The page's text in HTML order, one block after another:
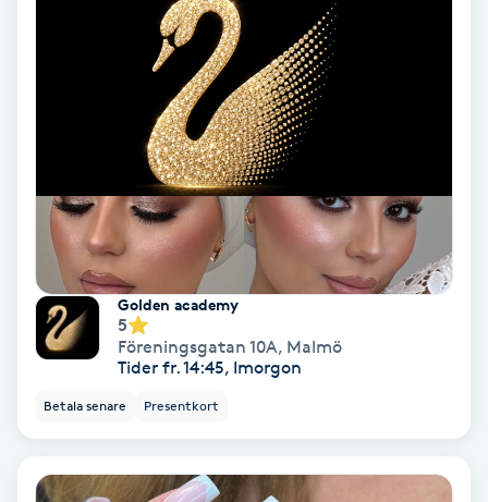
Triggerpunktsmassage
Tvätt & Fön
Vaccination
Vampyrbehandling
Vaxning
Golden academy
5
Föreningsgatan 10A, Malmö
Tider fr. 14:45, Imorgon
Betala senare Presentkort